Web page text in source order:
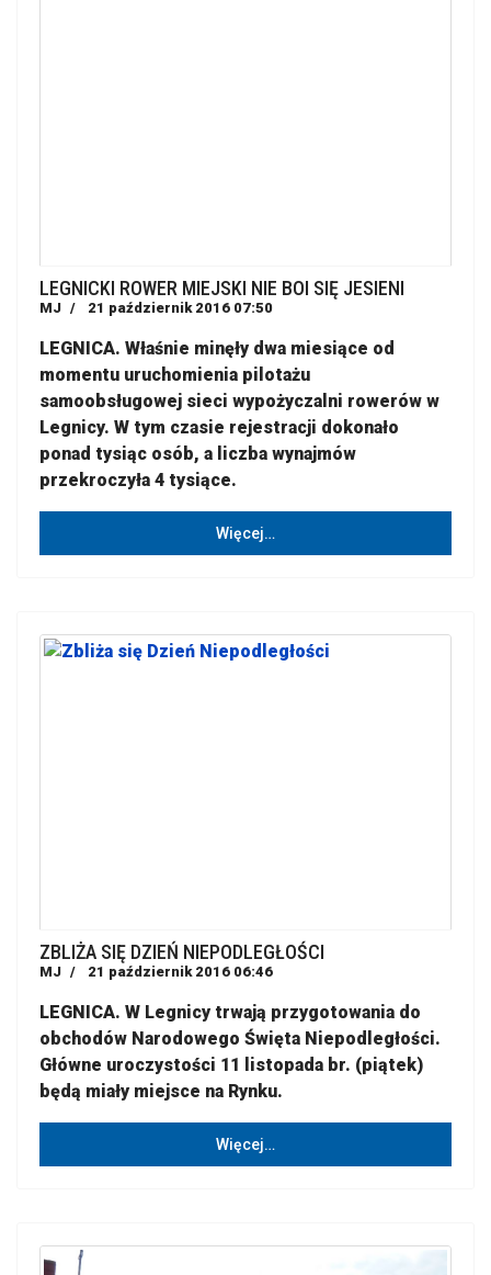
LEGNICKI ROWER MIEJSKI NIE BOI SIĘ JESIENI
MJ 21 październik 2016 07:50
LEGNICA. Właśnie minęły dwa miesiące od
momentu uruchomienia pilotażu
samoobsługowej sieci wypożyczalni rowerów w
Legnicy. W tym czasie rejestracji dokonało
ponad tysiąc osób, a liczba wynajmów
przekroczyła 4 tysiące.
Więcej…
ZBLIŻA SIĘ DZIEŃ NIEPODLEGŁOŚCI
MJ 21 październik 2016 06:46
LEGNICA. W Legnicy trwają przygotowania do
obchodów Narodowego Święta Niepodległości.
Główne uroczystości 11 listopada br. (piątek)
będą miały miejsce na Rynku.
Więcej…